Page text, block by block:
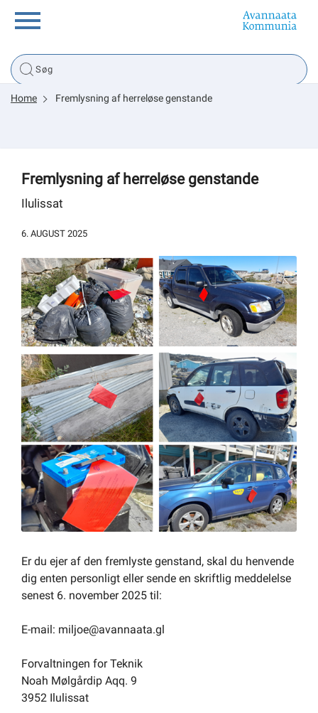
Borger
Tsunami
sullissivik.gl
Planportal
Om kommunen
Home Fremlysning af herreløse genstande
Fremlysning af herreløse genstande
Ilulissat
6. AUGUST 2025
Er du ejer af den fremlyste genstand, skal du henvende
dig enten personligt eller sende en skriftlig meddelelse
senest 6. november 2025 til:
E-mail: miljoe@avannaata.gl
Forvaltningen for Teknik
Noah Mølgårdip Aqq. 9
3952 Ilulissat